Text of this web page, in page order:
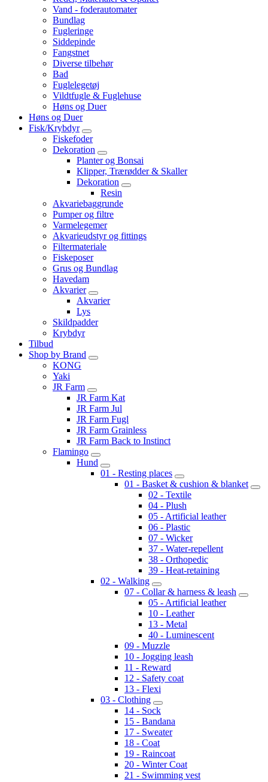
Vand - foderautomater
Bundlag
Fugleringe
Siddepinde
Fangstnet
Diverse tilbehør
Bad
Fuglelegetøj
Vildtfugle & Fuglehuse
Høns og Duer
Høns og Duer
Fisk/Krybdyr
Fiskefoder
Dekoration
Planter og Bonsai
Klipper, Trærødder & Skaller
Dekoration
Resin
Akvariebaggrunde
Pumper og filtre
Varmelegemer
Akvarieudstyr og fittings
Filtermateriale
Fiskeposer
Grus og Bundlag
Havedam
Akvarier
Akvarier
Lys
Skildpadder
Krybdyr
Tilbud
Shop by Brand
KONG
Yaki
JR Farm
JR Farm Kat
JR Farm Jul
JR Farm Fugl
JR Farm Grainless
JR Farm Back to Instinct
Flamingo
Hund
01 - Resting places
01 - Basket & cushion & blanket
02 - Textile
04 - Plush
05 - Artificial leather
06 - Plastic
07 - Wicker
37 - Water-repellent
38 - Orthopedic
39 - Heat-retaining
02 - Walking
07 - Collar & harness & leash
05 - Artificial leather
10 - Leather
13 - Metal
40 - Luminescent
09 - Muzzle
10 - Jogging leash
11 - Reward
12 - Safety coat
13 - Flexi
03 - Clothing
14 - Sock
15 - Bandana
17 - Sweater
18 - Coat
19 - Raincoat
20 - Winter Coat
21 - Swimming vest